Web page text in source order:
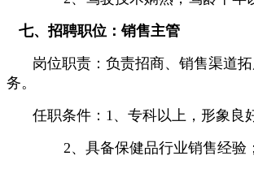
七、招聘职位：销售主管
岗位职责：负责招商、销售渠道
务。
任职条件： 1 、专科以上，形象良
2、具备保健品行业销售经验；